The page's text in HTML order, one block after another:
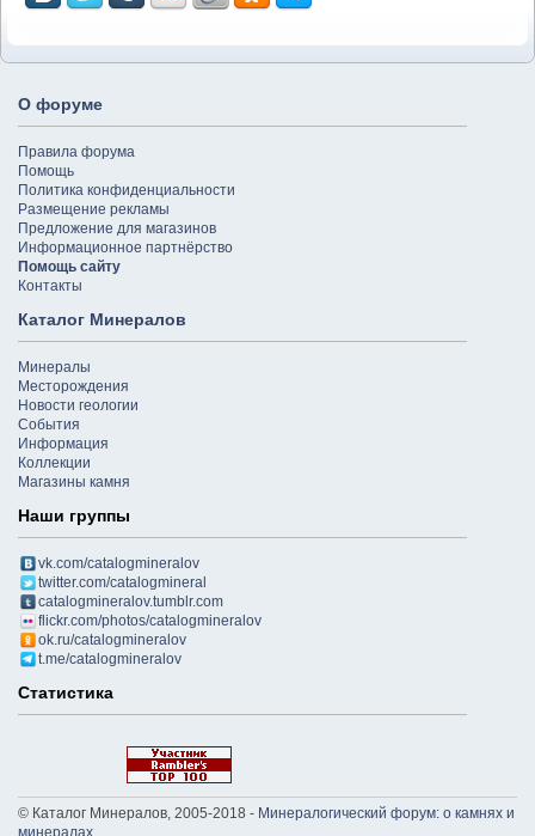
О форуме
Правила форума
Помощь
Политика конфиденциальности
Размещение рекламы
Предложение для магазинов
Информационное партнёрство
Помощь сайту
Контакты
Каталог Минералов
Минералы
Месторождения
Новости геологии
События
Информация
Коллекции
Магазины камня
Наши группы
vk.com/catalogmineralov
twitter.com/catalogmineral
catalogmineralov.tumblr.com
flickr.com/photos/catalogmineralov
ok.ru/catalogmineralov
t.me/catalogmineralov
Статистика
© Каталог Минералов, 2005-2018 - Минералогический форум: о камнях и